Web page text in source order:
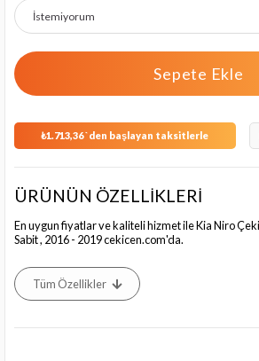
₺1.713,36`den başlayan taksitlerle
ÜRÜNÜN ÖZELLİKLERİ
En uygun fiyatlar ve kaliteli hizmet ile Kia Niro
Sabit , 2016 - 2019 cekicen.com'da.
Tüm Özellikler